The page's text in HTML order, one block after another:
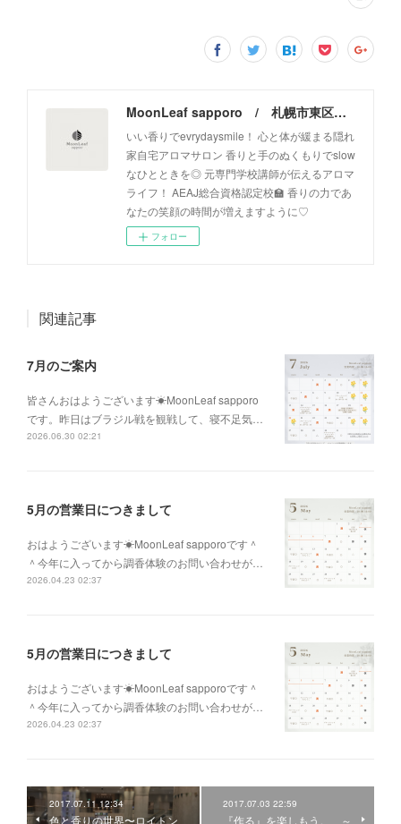
MoonLeaf sapporo / 札幌市東区の100種類以上の香りが楽しめるアロマスクール＆トリートメントサロン
いい香りでevrydaysmile！ 心と体が緩まる隠れ
家自宅アロマサロン 香りと手のぬくもりでslow
なひとときを◎ 元専門学校講師が伝えるアロマ
ライフ！ AEAJ総合資格認定校🏫 香りの力であ
なたの笑顔の時間が増えますように♡
フォロー
関連記事
7月のご案内
皆さんおはようございます☀MoonLeaf sapporo
です。昨日はブラジル戦を観戦して、寝不足気…
2026.06.30 02:21
5月の営業日につきまして
おはようございます☀MoonLeaf sapporoです＾
＾今年に入ってから調香体験のお問い合わせが…
2026.04.23 02:37
5月の営業日につきまして
おはようございます☀MoonLeaf sapporoです＾
＾今年に入ってから調香体験のお問い合わせが…
2026.04.23 02:37
2017.07.11 12:34
色と香りの世界〜ロイトン
2017.07.03 22:59
『作る』を楽しもう。 ～